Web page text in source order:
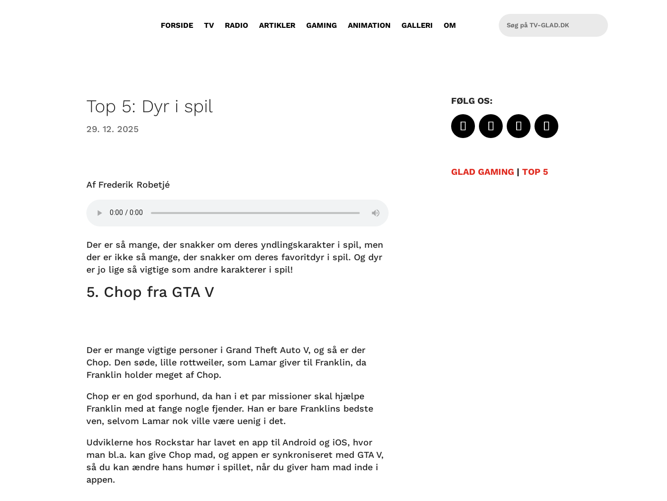
FORSIDE TV RADIO ARTIKLER GAMING ANIMATION GALLERI OM
Top 5: Dyr i spil
29. 12. 2025
Af Frederik Robetjé
Der er så mange, der snakker om deres yndlingskarakter i spil, men
der er ikke så mange, der snakker om deres favoritdyr i spil. Og dyr
er jo lige så vigtige som andre karakterer i spil!
5. Chop fra GTA V
Der er mange vigtige personer i Grand Theft Auto V, og så er der
Chop. Den søde, lille rottweiler, som Lamar giver til Franklin, da
Franklin holder meget af Chop.
Chop er en god sporhund, da han i et par missioner skal hjælpe
Franklin med at fange nogle fjender. Han er bare Franklins bedste
ven, selvom Lamar nok ville være uenig i det.
Udviklerne hos Rockstar har lavet en app til Android og iOS, hvor
man bl.a. kan give Chop mad, og appen er synkroniseret med GTA V,
så du kan ændre hans humør i spillet, når du giver ham mad inde i
appen.
FØLG OS:
GLAD GAMING | TOP 5